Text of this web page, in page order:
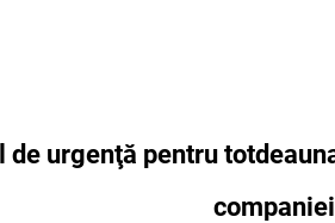
urgenţă pentru